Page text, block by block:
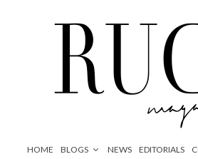
HOME BLOGS NEWS EDITORIALS